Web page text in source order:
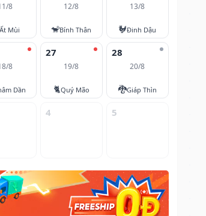
8
Ất Mùi
12/8
🐒Bính Thân
13/8
🐓Đinh Dậu
8
Dần
27
19/8
🐈Quý Mão
28
20/8
🐉Giáp Thìn
4 5